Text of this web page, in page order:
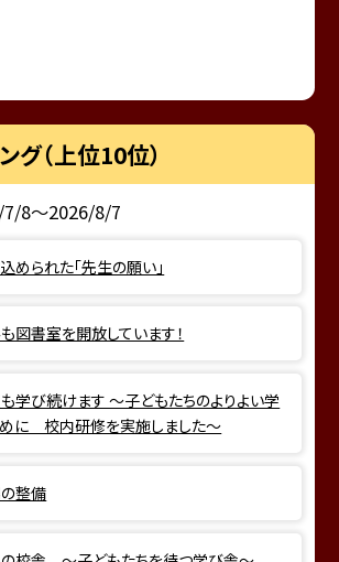
グ（上位10位）
7/8～2026/8/7
められた「先生の願い」
図書室を開放しています！
学び続けます ～子どもたちのよりよい学
に 校内研修を実施しました～
整備